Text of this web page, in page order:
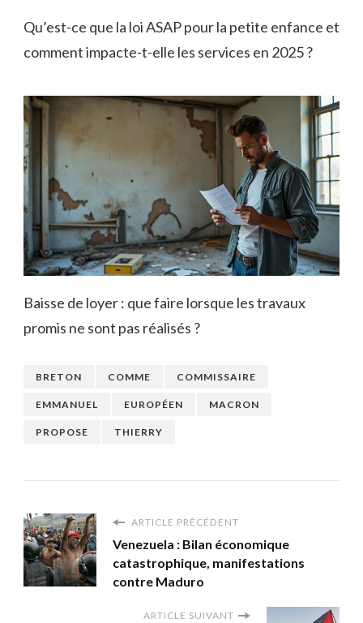
Qu’est-ce que la loi ASAP pour la petite enfance et
comment impacte-t-elle les services en 2025 ?
Baisse de loyer : que faire lorsque les travaux
promis ne sont pas réalisés ?
BRETON COMME COMMISSAIRE
EMMANUEL EUROPÉEN MACRON
PROPOSE THIERRY
ARTICLE PRÉCÉDENT
Venezuela : Bilan économique
catastrophique, manifestations
contre Maduro
ARTICLE SUIVANT